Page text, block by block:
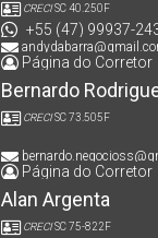
CRECISC 40.250F
+55 (47) 99937-
Página do Corretor
Bernardo
CRECISC 73.505F
Página do Corretor
Alan Argenta
CRECISC 75-822F